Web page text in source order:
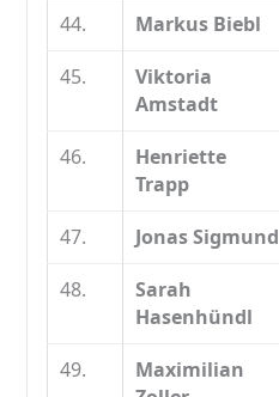
44. Markus Biebl
45.
Viktoria
Amstadt
46.
Henriette
Trapp
47. Jonas Sigmund
48.
Sarah
Hasenhündl
49.
Maximilian